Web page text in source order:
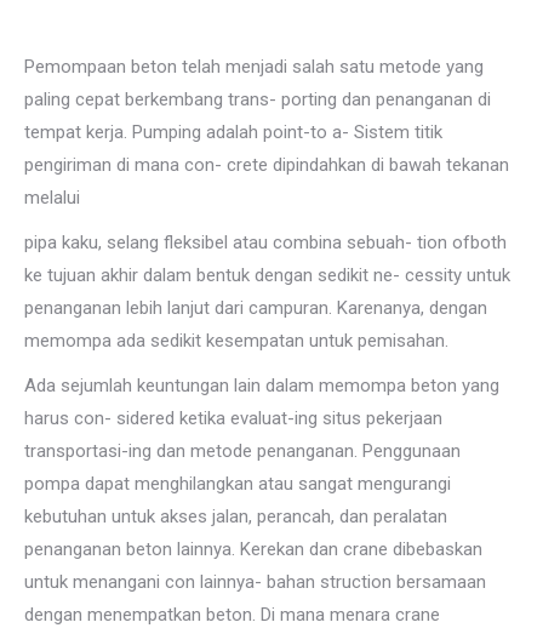
Pemompaan beton telah menjadi salah satu metode yang
paling cepat berkembang trans- porting dan penanganan di
tempat kerja. Pumping adalah point-to a- Sistem titik
pengiriman di mana con- crete dipindahkan di bawah tekanan
melalui
pipa kaku, selang fleksibel atau combina sebuah- tion ofboth
ke tujuan akhir dalam bentuk dengan sedikit ne- cessity untuk
penanganan lebih lanjut dari campuran. Karenanya, dengan
memompa ada sedikit kesempatan untuk pemisahan.
Ada sejumlah keuntungan lain dalam memompa beton yang
harus con- sidered ketika evaluat-ing situs pekerjaan
transportasi-ing dan metode penanganan. Penggunaan
pompa dapat menghilangkan atau sangat mengurangi
kebutuhan untuk akses jalan, perancah, dan peralatan
penanganan beton lainnya. Kerekan dan crane dibebaskan
untuk menangani con lainnya- bahan struction bersamaan
dengan menempatkan beton. Di mana menara crane